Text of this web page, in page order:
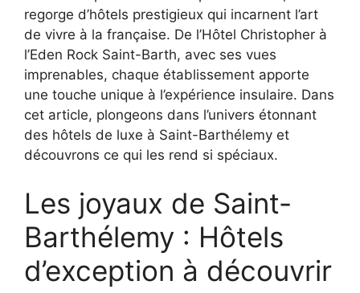
regorge d’hôtels prestigieux qui incarnent l’art
de vivre à la française. De l’Hôtel Christopher à
l’Eden Rock Saint-Barth, avec ses vues
imprenables, chaque établissement apporte
une touche unique à l’expérience insulaire. Dans
cet article, plongeons dans l’univers étonnant
des hôtels de luxe à Saint-Barthélemy et
découvrons ce qui les rend si spéciaux.
Les joyaux de Saint-
Barthélemy : Hôtels
d’exception à découvrir